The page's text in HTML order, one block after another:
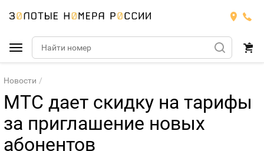
Подобрать номер
МТС
МТС
Билайн
Новости
МТС дает скидку на тарифы
за приглашение новых
абонентов